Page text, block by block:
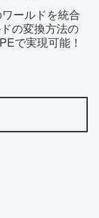
ワールドを統合
の変換方法の
で実現可能！